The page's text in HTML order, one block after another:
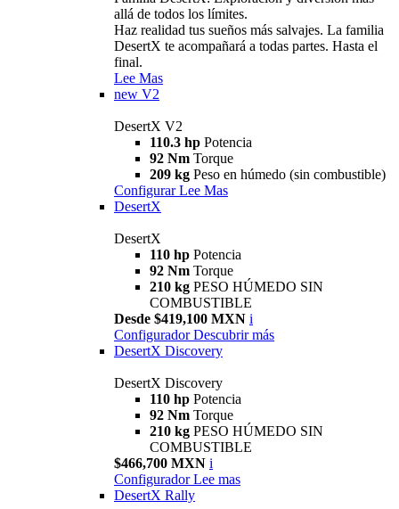
allá de todos los límites.
Haz realidad tus sueños más salvajes. La familia
DesertX te acompañará a todas partes. Hasta el
final.
Lee Mas
new V2
DesertX V2
110.3 hp Potencia
92 Nm Torque
209 kg Peso en húmedo (sin combustible)
Configurar Lee Mas
DesertX
DesertX
110 hp Potencia
92 Nm Torque
210 kg PESO HÚMEDO SIN
COMBUSTIBLE
Desde $419,100 MXN i
Configurador Descubrir más
DesertX Discovery
DesertX Discovery
110 hp Potencia
92 Nm Torque
210 kg PESO HÚMEDO SIN
COMBUSTIBLE
$466,700 MXN i
Configurador Lee mas
DesertX Rally